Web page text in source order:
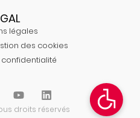
légales
des cookies
droits réservés